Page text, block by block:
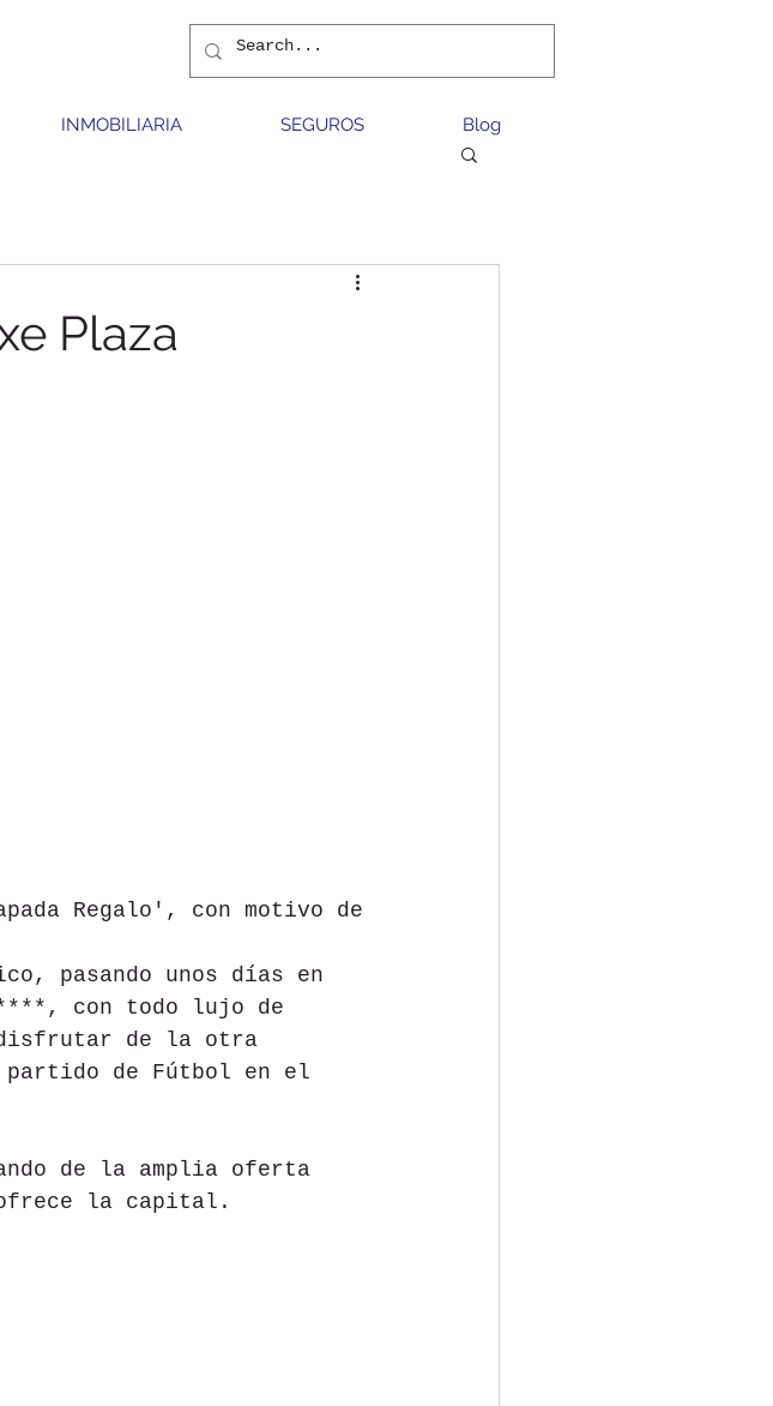
INMOBILIARIA SEGUROS Blog
Plaza
Regalo', con motivo de
pasando unos días en
con todo lujo de
disfrutar de la otra
de Fútbol en el
de la amplia oferta
la capital.